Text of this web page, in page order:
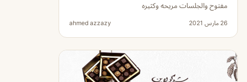
مفتوح والجلسات مريحه وكثيره
26 مارس 2021 ahmed azzazy